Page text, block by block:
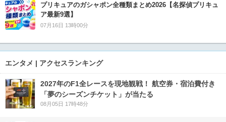
プリキュアのガシャポン全種類まとめ2026【名探偵プリキュ
ア最新9選】
07月16日 13時00分
エンタメ | アクセスランキング
2027年のF1全レースを現地観戦！ 航空券・宿泊費付き
「夢のシーズンチケット」が当たる
08月05日 17時48分